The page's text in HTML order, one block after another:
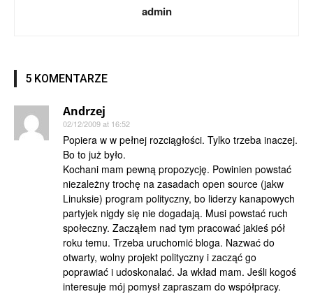
admin
5 KOMENTARZE
Andrzej
02/12/2009 at 16:52
Popiera w w pełnej rozciągłości. Tylko trzeba inaczej.
Bo to już było.
Kochani mam pewną propozycję. Powinien powstać
niezależny trochę na zasadach open source (jakw
Linuksie) program polityczny, bo liderzy kanapowych
partyjek nigdy się nie dogadają. Musi powstać ruch
społeczny. Zacząłem nad tym pracować jakieś pół
roku temu. Trzeba uruchomić bloga. Nazwać do
otwarty, wolny projekt polityczny i zacząć go
poprawiać i udoskonalać. Ja wkład mam. Jeśli kogoś
interesuje mój pomysł zapraszam do współpracy.